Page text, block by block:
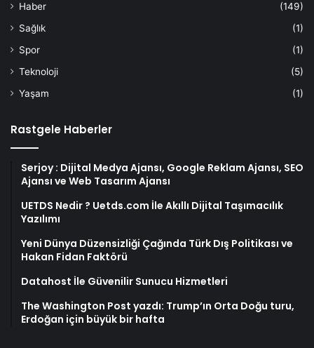
Haber
(149)
Sağlık
(1)
Spor
(1)
Teknoloji
(5)
Yaşam
(1)
Rastgele Haberler
Serjoy : Dijital Medya Ajansı, Google Reklam Ajansı, SEO
Ajansı ve Web Tasarım Ajansı
UETDS Nedir ? Uetds.com İle Akıllı Dijital Taşımacılık
Yazılımı
Yeni Dünya Düzensizliği Çağında Türk Dış Politikası ve
Hakan Fidan Faktörü
Datahost İle Güvenilir Sunucu Hizmetleri
The Washington Post yazdı: Trump’ın Orta Doğu turu,
Erdoğan için büyük bir hafta